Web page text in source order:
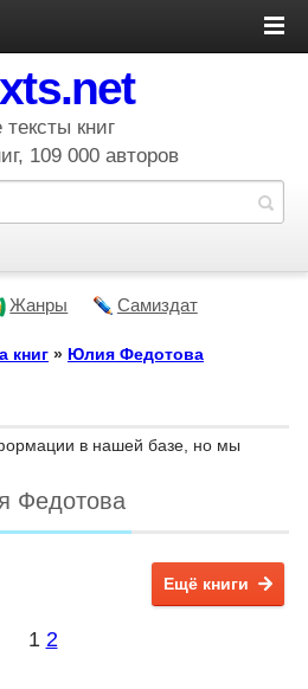
тексты книг
109 000 авторов
Жанры Самиздат
книг » Юлия Федотова
в нашей базе, но мы
Федотова
Ещё книги
1 2